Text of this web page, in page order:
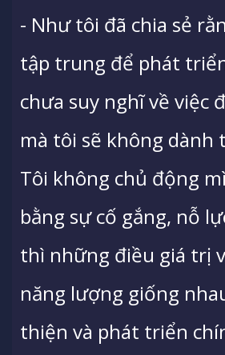
- Như tôi đã chia sẻ
tập trung để phát
chưa suy nghĩ về việc
mà tôi sẽ không dành
Tôi không chủ động
bằng sự cố gắng, nỗ
thì những điều giá trị
năng lượng giống
thiện và phát triển